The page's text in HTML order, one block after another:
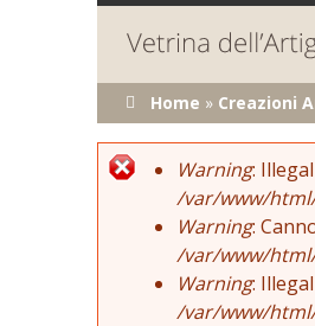
Tu sei qui
Home » Creazioni
Error
Warning:
/var/www/
Warning:
/var/www/
Warning:
/var/www/